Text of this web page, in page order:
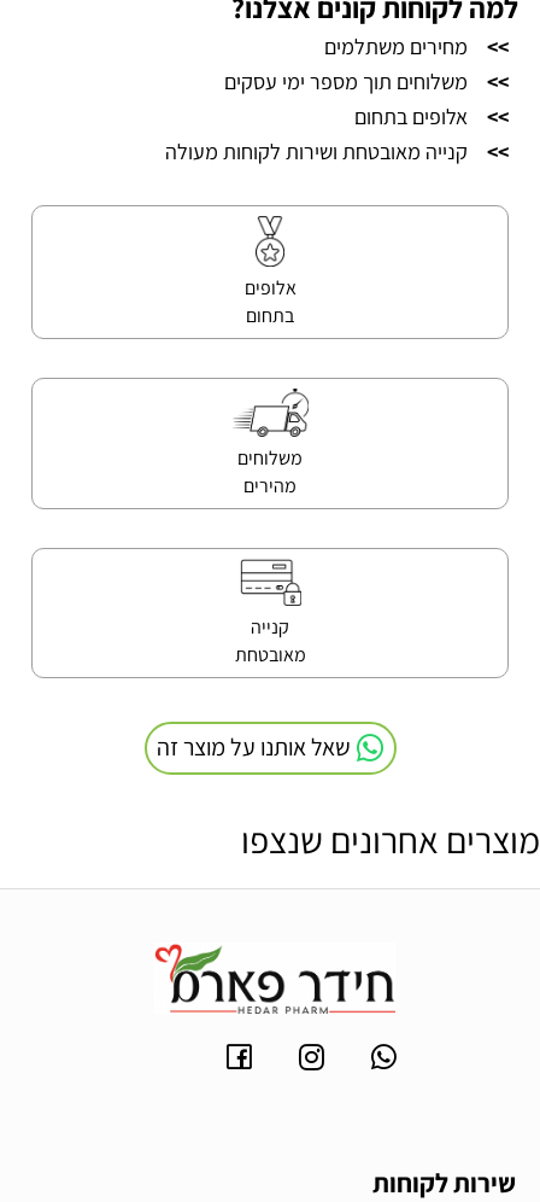
>>
מחירים משתלמים
>>
משלוחים תוך מספר ימי עסקים
>>
אלופים בתחום
>>
קנייה מאובטחת ושירות לקוחות מעולה
אלופים
בתחום
משלוחים
מהירים
קנייה
מאובטחת
שאל אותנו על מוצר זה
מוצרים אחרונים שנצפו
שירות לקוחות